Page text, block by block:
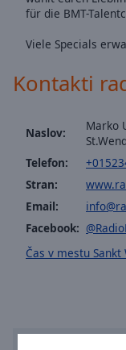
opens
subtitles
settings
subtitles
selected
Audio
Track
Picture-
in-
Picture
Fullscreen
window.
für die BMT-
Viele Specials
Kontakti
Naslov:
Marko
Telefon:
Stran:
Email:
Facebook:
Čas v mestu Sankt